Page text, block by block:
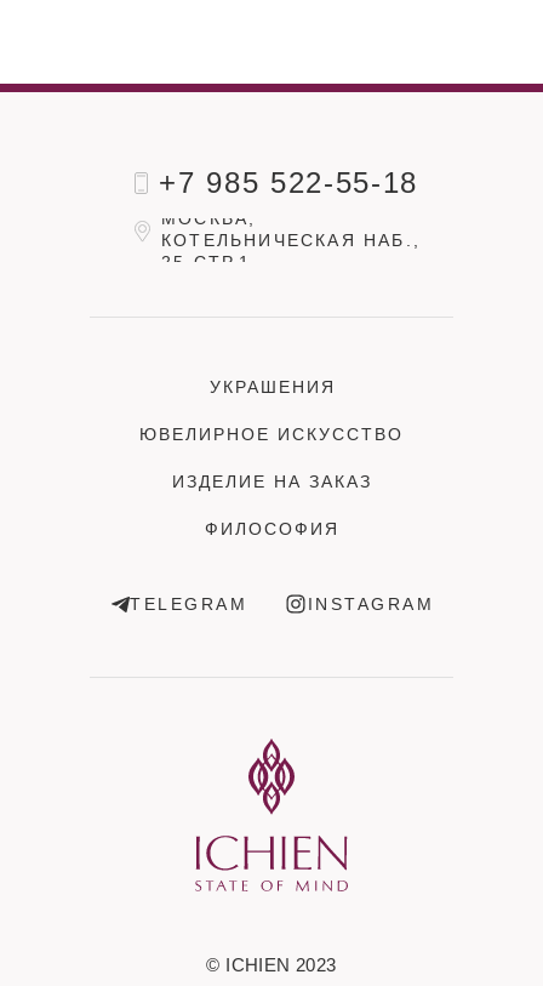
+7 985 522-55-18
УКРАШЕНИЯ
ЮВЕЛИРНОЕ ИСКУССТВО
ИЗДЕЛИЕ НА ЗАКАЗ
ФИЛОСОФИЯ
TELEGRAM INSTAGRAM
МОСКВА,
КОТЕЛЬНИЧЕСКАЯ НАБ.,
25 СТР.1
© ICHIEN 2023